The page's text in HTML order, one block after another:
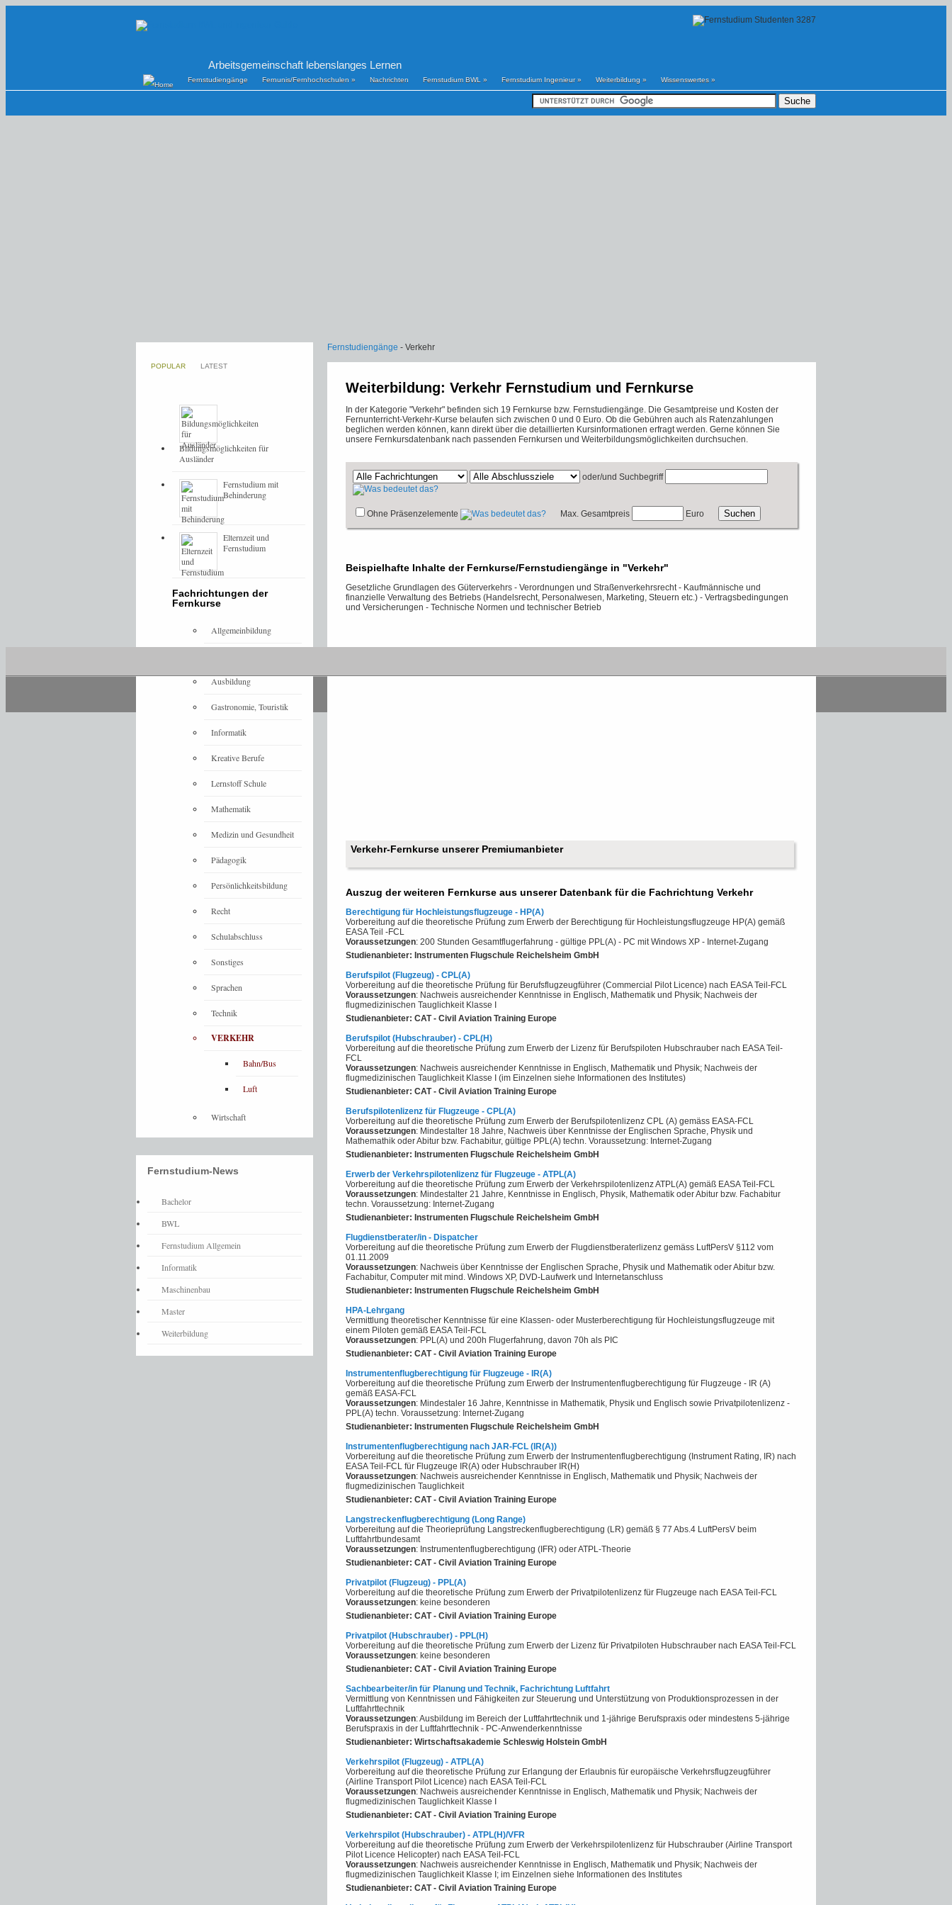
Arbeitsgemeinschaft lebenslanges Lernen
Fernstudiengänge Fernunis/Fernhochschulen » Nachrichten Fernstudium BWL » Fernstudium Ingenieur» Weiterbildung » Wissenswertes »
Fernstudiengänge - Verkehr
Weiterbildung: Verkehr Fernstudium und Fernkurse
In der Kategorie "Verkehr" befinden sich 19 Fernkurse bzw. Fernstudiengänge. Die Gesamtpreise und Kosten der
Fernunterricht-Verkehr-Kurse belaufen sich zwischen 0 und 0 Euro. Ob die Gebühren auch als Ratenzahlungen
beglichen werden können, kann direkt über die detaillierten Kursinformationen erfragt werden. Gerne können Sie
unsere Fernkursdatenbank nach passenden Fernkursen und Weiterbildungsmöglichkeiten durchsuchen.
oder/und Suchbegriff
Ohne Präsenzelemente Max. Gesamtpreis Euro
Beispielhafte Inhalte der Fernkurse/Fernstudiengänge in "Verkehr"
Gesetzliche Grundlagen des Güterverkehrs - Verordnungen und Straßenverkehrsrecht - Kaufmännische und
finanzielle Verwaltung des Betriebs (Handelsrecht, Personalwesen, Marketing, Steuern etc.) - Vertragsbedingungen
und Versicherungen - Technische Normen und technischer Betrieb
Verkehr-Fernkurse unserer Premiumanbieter
Auszug der weiteren Fernkurse aus unserer Datenbank für die Fachrichtung Verkehr
Berechtigung für Hochleistungsflugzeuge - HP(A)
Vorbereitung auf die theoretische Prüfung zum Erwerb der Berechtigung für Hochleistungsflugzeuge HP(A) gemäß
EASA Teil -FCL
Voraussetzungen: 200 Stunden Gesamtflugerfahrung - gültige PPL(A) - PC mit Windows XP - Internet-Zugang
Studienanbieter: Instrumenten Flugschule Reichelsheim GmbH
Berufspilot (Flugzeug) - CPL(A)
Vorbereitung auf die theoretische Prüfung für Berufsflugzeugführer (Commercial Pilot Licence) nach EASA Teil-FCL
Voraussetzungen: Nachweis ausreichender Kenntnisse in Englisch, Mathematik und Physik; Nachweis der
flugmedizinischen Tauglichkeit Klasse I
Studienanbieter: CAT - Civil Aviation Training Europe
Berufspilot (Hubschrauber) - CPL(H)
Vorbereitung auf die theoretische Prüfung zum Erwerb der Lizenz für Berufspiloten Hubschrauber nach EASA Teil-
FCL
Voraussetzungen: Nachweis ausreichender Kenntnisse in Englisch, Mathematik und Physik; Nachweis der
flugmedizinischen Tauglichkeit Klasse I (im Einzelnen siehe Informationen des Institutes)
Studienanbieter: CAT - Civil Aviation Training Europe
Berufspilotenlizenz für Flugzeuge - CPL(A)
Vorbereitung auf die theoretische Prüfung zum Erwerb der Berufspilotenlizenz CPL (A) gemäss EASA-FCL
Voraussetzungen: Mindestalter 18 Jahre, Nachweis über Kenntnisse der Englischen Sprache, Physik und
Mathemathik oder Abitur bzw. Fachabitur, gültige PPL(A) techn. Voraussetzung: Internet-Zugang
Studienanbieter: Instrumenten Flugschule Reichelsheim GmbH
Erwerb der Verkehrspilotenlizenz für Flugzeuge - ATPL(A)
Vorbereitung auf die theoretische Prüfung zum Erwerb der Verkehrspilotenlizenz ATPL(A) gemäß EASA Teil-FCL
Voraussetzungen: Mindestalter 21 Jahre, Kenntnisse in Englisch, Physik, Mathematik oder Abitur bzw. Fachabitur
techn. Voraussetzung: Internet-Zugang
Studienanbieter: Instrumenten Flugschule Reichelsheim GmbH
Flugdienstberater/in - Dispatcher
Vorbereitung auf die theoretische Prüfung zum Erwerb der Flugdienstberaterlizenz gemäss LuftPersV §112 vom
01.11.2009
Voraussetzungen: Nachweis über Kenntnisse der Englischen Sprache, Physik und Mathematik oder Abitur bzw.
Fachabitur, Computer mit mind. Windows XP, DVD-Laufwerk und Internetanschluss
Studienanbieter: Instrumenten Flugschule Reichelsheim GmbH
HPA-Lehrgang
Vermittlung theoretischer Kenntnisse für eine Klassen- oder Musterberechtigung für Hochleistungsflugzeuge mit
einem Piloten gemäß EASA Teil-FCL
Voraussetzungen: PPL(A) und 200h Flugerfahrung, davon 70h als PIC
Studienanbieter: CAT - Civil Aviation Training Europe
Instrumentenflugberechtigung für Flugzeuge - IR(A)
Vorbereitung auf die theoretische Prüfung zum Erwerb der Instrumentenflugberechtigung für Flugzeuge - IR (A)
gemäß EASA-FCL
Voraussetzungen: Mindestaler 16 Jahre, Kenntnisse in Mathematik, Physik und Englisch sowie Privatpilotenlizenz -
PPL(A) techn. Voraussetzung: Internet-Zugang
Studienanbieter: Instrumenten Flugschule Reichelsheim GmbH
Instrumentenflugberechtigung nach JAR-FCL (IR(A))
Vorbereitung auf die theoretische Prüfung zum Erwerb der Instrumentenflugberechtigung (Instrument Rating, IR) nach
EASA Teil-FCL für Flugzeuge IR(A) oder Hubschrauber IR(H)
Voraussetzungen: Nachweis ausreichender Kenntnisse in Englisch, Mathematik und Physik; Nachweis der
flugmedizinischen Tauglichkeit
Studienanbieter: CAT - Civil Aviation Training Europe
Langstreckenflugberechtigung (Long Range)
Vorbereitung auf die Theorieprüfung Langstreckenflugberechtigung (LR) gemäß § 77 Abs.4 LuftPersV beim
Luftfahrtbundesamt
Voraussetzungen: Instrumentenflugberechtigung (IFR) oder ATPL-Theorie
Studienanbieter: CAT - Civil Aviation Training Europe
Privatpilot (Flugzeug) - PPL(A)
Vorbereitung auf die theoretische Prüfung zum Erwerb der Privatpilotenlizenz für Flugzeuge nach EASA Teil-FCL
Voraussetzungen: keine besonderen
Studienanbieter: CAT - Civil Aviation Training Europe
Privatpilot (Hubschrauber) - PPL(H)
Vorbereitung auf die theoretische Prüfung zum Erwerb der Lizenz für Privatpiloten Hubschrauber nach EASA Teil-FCL
Voraussetzungen: keine besonderen
Studienanbieter: CAT - Civil Aviation Training Europe
Sachbearbeiter/in für Planung und Technik, Fachrichtung Luftfahrt
Vermittlung von Kenntnissen und Fähigkeiten zur Steuerung und Unterstützung von Produktionsprozessen in der
Luftfahrttechnik
Voraussetzungen: Ausbildung im Bereich der Luftfahrttechnik und 1-jährige Berufspraxis oder mindestens 5-jährige
Berufspraxis in der Luftfahrttechnik - PC-Anwenderkenntnisse
Studienanbieter: Wirtschaftsakademie Schleswig Holstein GmbH
Verkehrspilot (Flugzeug) - ATPL(A)
Vorbereitung auf die theoretische Prüfung zur Erlangung der Erlaubnis für europäische Verkehrsflugzeugführer
(Airline Transport Pilot Licence) nach EASA Teil-FCL
Voraussetzungen: Nachweis ausreichender Kenntnisse in Englisch, Mathematik und Physik; Nachweis der
flugmedizinischen Tauglichkeit Klasse I
Studienanbieter: CAT - Civil Aviation Training Europe
Verkehrspilot (Hubschrauber) - ATPL(H)/VFR
Vorbereitung auf die theoretische Prüfung zum Erwerb der Verkehrspilotenlizenz für Hubschrauber (Airline Transport
Pilot Licence Helicopter) nach EASA Teil-FCL
Voraussetzungen: Nachweis ausreichender Kenntnisse in Englisch, Mathematik und Physik; Nachweis der
flugmedizinischen Tauglichkeit Klasse I; im Einzelnen siehe Informationen des Institutes
Studienanbieter: CAT - Civil Aviation Training Europe
POPULAR LATEST
Bildungsmöglichkeiten für
Ausländer
Fernstudium mit
Behinderung
Elternzeit und
Fernstudium
Fachrichtungen der
Fernkurse
Allgemeinbildung
Ausbildung
Gastronomie, Touristik
Informatik
Kreative Berufe
Lernstoff Schule
Mathematik
Medizin und Gesundheit
Pädagogik
Persönlichkeitsbildung
Recht
Schulabschluss
Sonstiges
Sprachen
Technik
VERKEHR
Bahn/Bus
Luft
Wirtschaft
Fernstudium-News
Bachelor
BWL
Fernstudium Allgemein
Informatik
Maschinenbau
Master
Weiterbildung